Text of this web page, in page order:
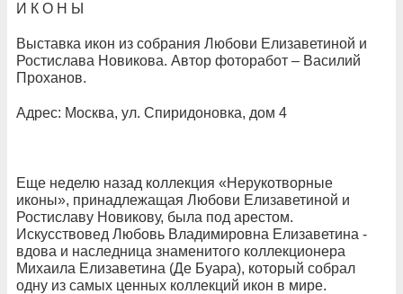
И К О Н Ы
Выставка икон из собрания Любови Елизаветиной и
Ростислава Новикова. Автор фоторабот – Василий
Проханов.
Адрес: Москва, ул. Спиридоновка, дом 4
Еще неделю назад коллекция «Нерукотворные
иконы», принадлежащая Любови Елизаветиной и
Ростиславу Новикову, была под арестом.
Искусствовед Любовь Владимировна Елизаветина -
вдова и наследница знаменитого коллекционера
Михаила Елизаветина (Де Буара), который собрал
одну из самых ценных коллекций икон в мире.